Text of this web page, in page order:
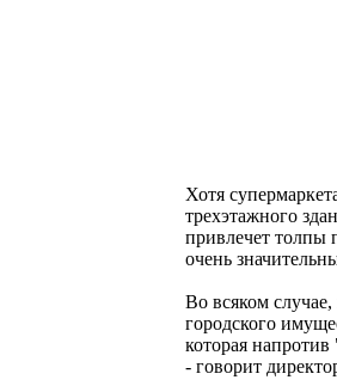
Хотя
трехэтажного
привлечет толпы
очень
Во всяком
городского
которая
- говорит